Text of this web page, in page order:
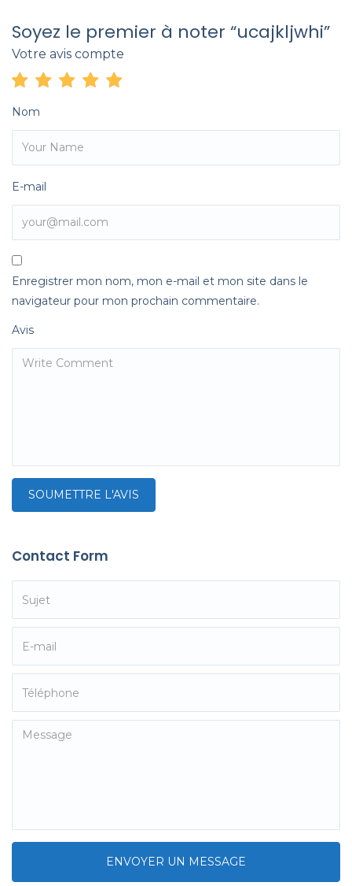
Soyez le premier à noter “ucajkljwhi”
Votre avis compte
Nom
E-mail
Enregistrer mon nom, mon e-mail et mon site dans le
navigateur pour mon prochain commentaire.
Avis
Contact Form
ENVOYER UN MESSAGE